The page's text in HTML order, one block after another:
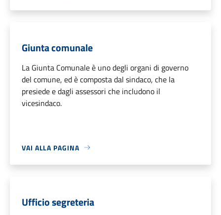
Giunta comunale
La Giunta Comunale è uno degli organi di governo
del comune, ed è composta dal sindaco, che la
presiede e dagli assessori che includono il
vicesindaco.
VAI ALLA PAGINA
Ufficio segreteria